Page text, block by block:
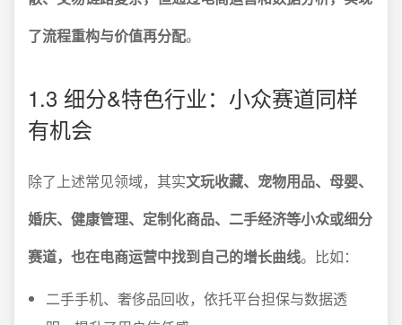
了流程重构与价值再分配。
1.3 细分&特色行业：小众赛道同样
有机会
除了上述常见领域，其实文玩收藏、宠物用品、母婴、
婚庆、健康管理、定制化商品、二手经济等小众或细分
赛道，也在电商运营中找到自己的增长曲线。比如：
二手手机、奢侈品回收，依托平台担保与数据透